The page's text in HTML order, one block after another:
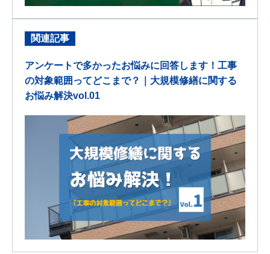
関連記事
アンケートで多かったお悩みに回答します！工事
の対象範囲ってどこまで？｜大規模修繕に関する
お悩み解決vol.01